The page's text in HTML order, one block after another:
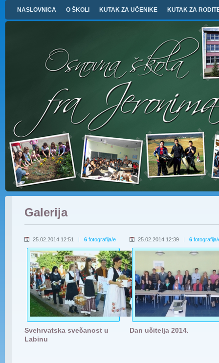
NASLOVNICA O ŠKOLI KUTAK ZA UČENIKE KUTAK ZA
Galerija
25.02.2014 12:51 | 6 fotografija/e
Svehrvatska svečanost u
Labinu
25.02.2014 12:39 | 6 fotografija/
Dan učitelja 2014.